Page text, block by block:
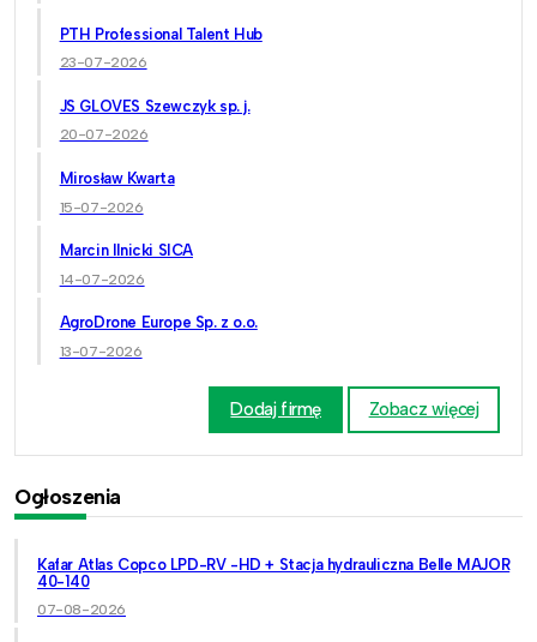
PTH Professional Talent Hub
23-07-2026
JS GLOVES Szewczyk sp. j.
20-07-2026
Mirosław Kwarta
15-07-2026
Marcin Ilnicki SICA
14-07-2026
AgroDrone Europe Sp. z o.o.
13-07-2026
Dodaj firmę Zobacz więcej
Ogłoszenia
Kafar Atlas Copco LPD-RV -HD + Stacja hydrauliczna Belle MAJOR
40-140
07-08-2026